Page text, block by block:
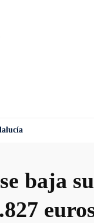
baja